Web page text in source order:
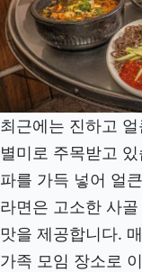
최근에는 진하고
별미로 주목받고
파를 가득 넣어 얼
라면은 고소한 사
맛을 제공합니다.
가족 모임 장소로